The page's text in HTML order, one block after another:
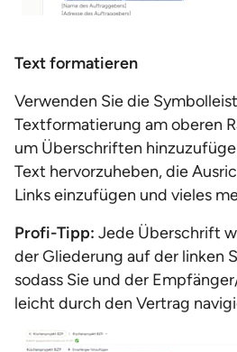
Text formatieren
Verwenden Sie die
Textformatierung am oberen
um Überschriften
Text hervorzuheben, die
Links einzufügen und vieles
Profi-Tipp: Jede Überschrift
der Gliederung auf der linken
sodass Sie und der
leicht durch den Vertrag